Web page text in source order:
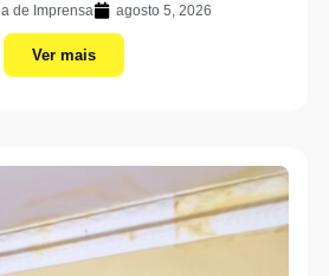
de Imprensa agosto 5, 2026
Ver mais